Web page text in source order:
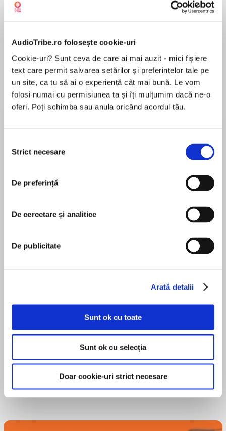
AudioTribe.ro folosește cookie-uri
Cookie-uri? Sunt ceva de care ai mai auzit - mici fișiere
text care permit salvarea setărilor și preferințelor tale pe
un site, ca tu să ai o experiență cât mai bună. Le vom
folosi numai cu permisiunea ta și îți mulțumim dacă ne-o
oferi. Poți schimba sau anula oricând acordul tău.
consimțământului
Strict necesare
De preferință
De cercetare și analitice
De publicitate
Arată detalii
Sunt ok cu toate
Sunt ok cu selecția
Doar cookie-uri strict necesare
de...
Dani Francis
la...
Lauren Weisberger
Desprecarte
A noblewoman of frail beauty and exotic
under a false identity, she finds unexpected
arrogant yet gallant British lord—who must defy
society to keep her safe . . . and overcome a
În acest moment nu există recenzii
Lisa Kleypas
Lisa Kleypas graduated from Wellesley College
with a political science degree. Her novels are
California with her husband Gregory.
Rosalyn Landor